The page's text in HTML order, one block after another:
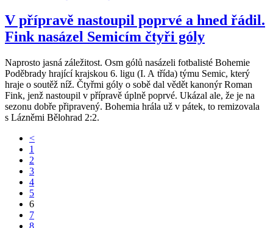
V přípravě nastoupil poprvé a hned řádil.
Fink nasázel Semicím čtyři góly
Naprosto jasná záležitost. Osm gólů nasázeli fotbalisté Bohemie
Poděbrady hrající krajskou 6. ligu (I. A třída) týmu Semic, který
hraje o soutěž níž. Čtyřmi góly o sobě dal vědět kanonýr Roman
Fink, jenž nastoupil v přípravě úplně poprvé. Ukázal ale, že je na
sezonu dobře připravený. Bohemia hrála už v pátek, to remizovala
s Lázněmi Bělohrad 2:2.
<
1
2
3
4
5
6
7